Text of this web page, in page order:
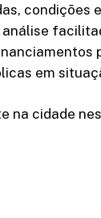
condições
em
na cidade